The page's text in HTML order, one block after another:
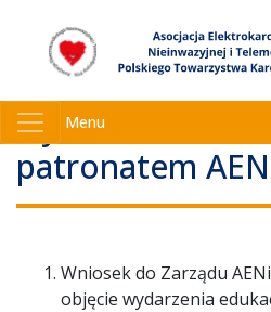
Menu
Tryb ubiegania
wydarzenia
patronatem
Wniosek do Zarządu
objęcie wydarzenia